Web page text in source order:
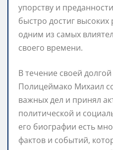
упорству и
быстро достиг высоких
одним из самых
своего времени.
В течение своей
Полицеймако Михаил
важных дел и принял
политической и
его биографии есть
фактов и событий,